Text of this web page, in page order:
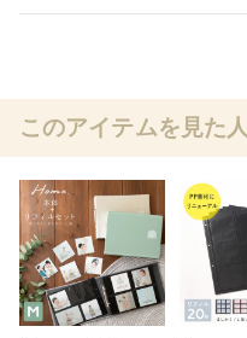
このアイテムを見た